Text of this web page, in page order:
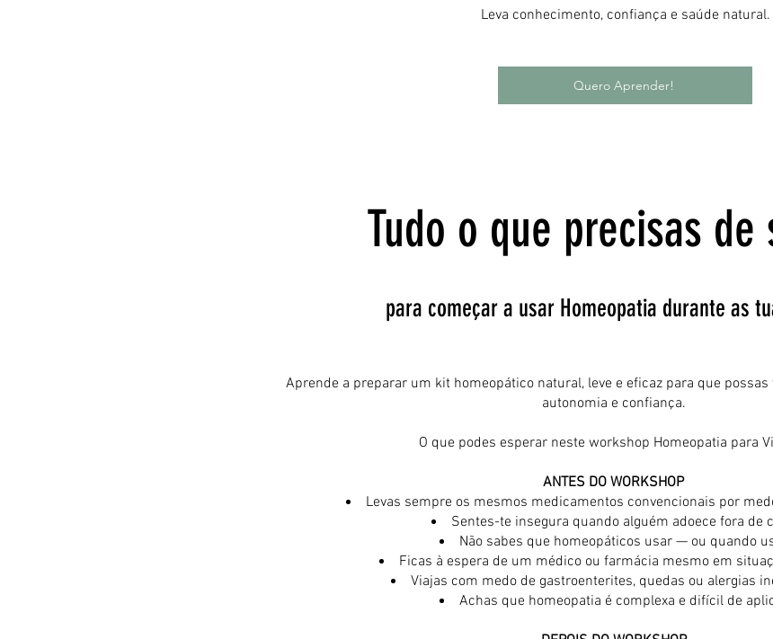
Leva conhecimento, confiança e saúde natural.
Quero Aprender!
Tudo o que precisas de
para começar a usar Homeopatia durante as
Aprende a preparar um kit homeopático natural, leve e eficaz para que
autonomia e confiança.
O que podes esperar neste workshop Homeopatia para
ANTES DO WORKSHOP
Levas sempre os mesmos medicamentos convencionais por
Sentes-te insegura quando alguém adoece fora de
Não sabes que homeopáticos usar — ou quando
Ficas à espera de um médico ou farmácia mesmo em
Viajas com medo de gastroenterites, quedas ou alergias
Achas que homeopatia é complexa e difícil de